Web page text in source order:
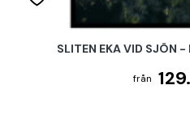
SLITEN EKA VID SJÖN